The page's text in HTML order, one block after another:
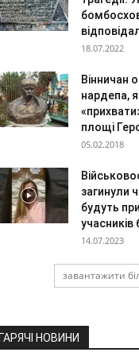
18.07.2022
Вінничан
нардепа,
площі
05.02.2018
загинули
будуть
учасників
14.07.2023
завантажити
НОВИНИ